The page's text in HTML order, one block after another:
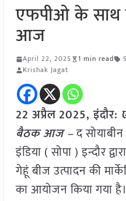
एफपीओ के साथ
आज
April 22, 2025 1 min read
Krishak Jagat
22 अप्रैल2025,इंदौर:
बैठक आज –द
इंडिया ( सोपा ) इन्दौर
गेहूं बीज उत्पादन की
का आयोजन किया गया है।